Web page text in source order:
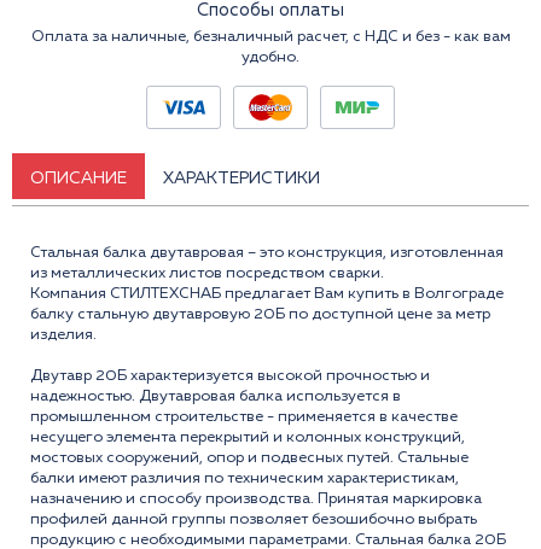
Способы оплаты
Оплата за наличные, безналичный расчет, с НДС и без - как вам
удобно.
ОПИСАНИЕ ХАРАКТЕРИСТИКИ
Стальная балка двутавровая – это конструкция, изготовленная
из металлических листов посредством сварки.
Компания СТИЛТЕХСНАБ предлагает Вам купить в Волгограде
балку стальную двутавровую 20Б по доступной цене за метр
изделия.
Двутавр 20Б характеризуется высокой прочностью и
надежностью. Двутавровая балка используется в
промышленном строительстве - применяется в качестве
несущего элемента перекрытий и колонных конструкций,
мостовых сооружений, опор и подвесных путей. Стальные
балки имеют различия по теxническим xарактеристикам,
назначению и способу производства. Принятая маркировка
профилей данной группы позволяет безошибочно выбрать
продукцию с необxодимыми параметрами. Стальная балка 20Б